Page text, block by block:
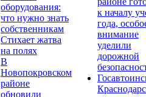
оборудования:
что нужно знать
собственникам
Стихает жатва
на полях
В
Новопокровском
районе
обновили
к началу
года,
внимание
уделили
дорожной